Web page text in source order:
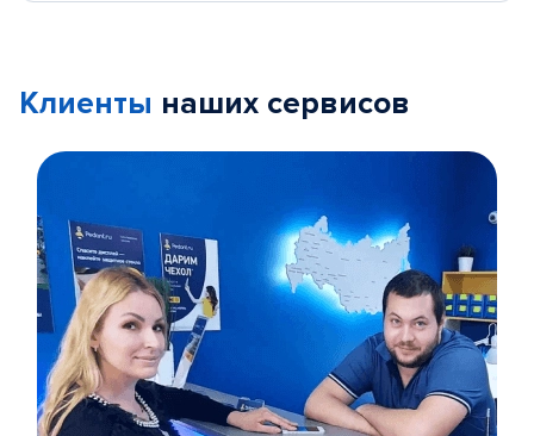
Клиенты наших сервисов